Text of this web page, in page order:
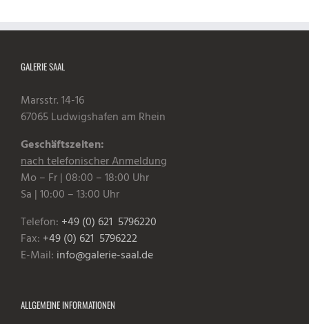
GALERIE SAAL
Marsstr. 14-16
67065 Ludwigshafen am Rhein
Geschäftszeiten:
nach telefonischer Anmeldung
Mo – Fr | 08:00 – 18:00 Uhr
Sa | 10:00 – 13:00 Uhr
Telefon: +49 (0) 621 5796220
Fax: +49 (0) 621 5796222
E-Mail: info@galerie-saal.de
ALLGEMEINE INFORMATIONEN